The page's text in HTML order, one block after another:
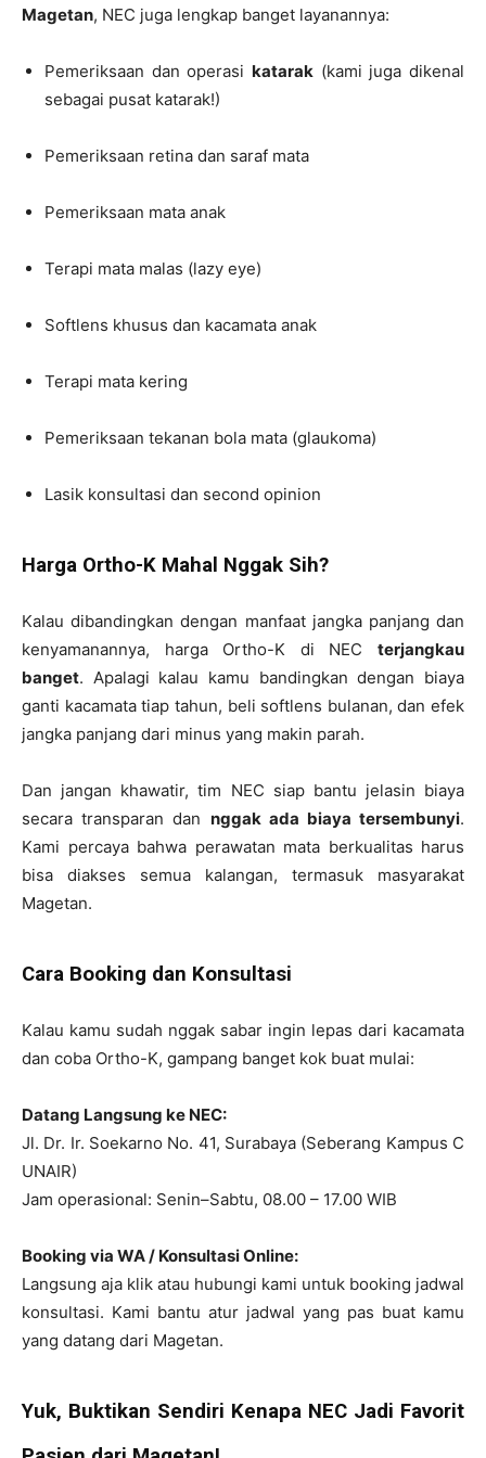
Magetan, NEC juga lengkap banget layanannya:
Pemeriksaan dan operasi katarak (kami juga dikenal
sebagai pusat katarak!)
Pemeriksaan retina dan saraf mata
Pemeriksaan mata anak
Terapi mata malas (lazy eye)
Softlens khusus dan kacamata anak
Terapi mata kering
Pemeriksaan tekanan bola mata (glaukoma)
Lasik konsultasi dan second opinion
Harga Ortho-K Mahal Nggak Sih?
Kalau dibandingkan dengan manfaat jangka panjang dan
kenyamanannya, harga Ortho-K di NEC terjangkau
banget. Apalagi kalau kamu bandingkan dengan biaya
ganti kacamata tiap tahun, beli softlens bulanan, dan efek
jangka panjang dari minus yang makin parah.
Dan jangan khawatir, tim NEC siap bantu jelasin biaya
secara transparan dan nggak ada biaya tersembunyi.
Kami percaya bahwa perawatan mata berkualitas harus
bisa diakses semua kalangan, termasuk masyarakat
Magetan.
Cara Booking dan Konsultasi
Kalau kamu sudah nggak sabar ingin lepas dari kacamata
dan coba Ortho-K, gampang banget kok buat mulai:
Datang Langsung ke NEC:
Jl. Dr. Ir. Soekarno No. 41, Surabaya (Seberang Kampus C
UNAIR)
Jam operasional: Senin–Sabtu, 08.00 – 17.00 WIB
Booking via WA / Konsultasi Online:
Langsung aja klik atau hubungi kami untuk booking jadwal
konsultasi. Kami bantu atur jadwal yang pas buat kamu
yang datang dari Magetan.
Yuk, Buktikan Sendiri Kenapa NEC Jadi Favorit